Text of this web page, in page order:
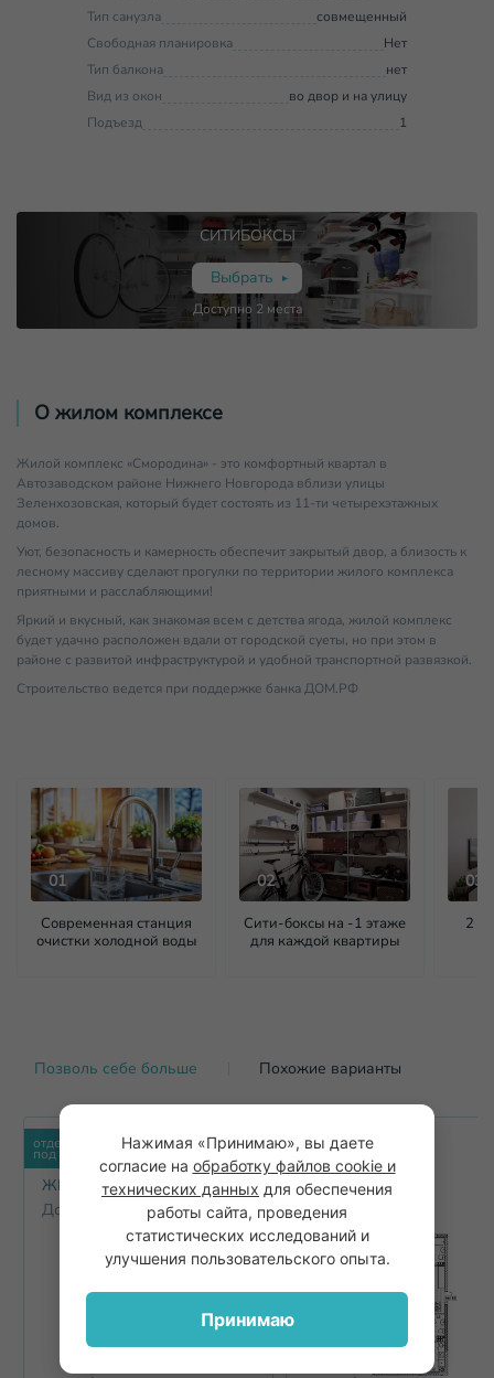
Тип санузла
совмещенный
Свободная планировка
Нет
Тип балкона
нет
Вид из окон
во двор и на улицу
Подъезд
1
СИТИБОКСЫ
Выбрать
Доступно 2 места
О жилом комплексе
Жилой комплекс «Смородина» - это комфортный квартал в
Автозаводском районе Нижнего Новгорода вблизи улицы
Зеленхозовская, который будет состоять из 11-ти четырехэтажных
домов.
Уют, безопасность и камерность обеспечит закрытый двор, а близость к
лесному массиву сделают прогулки по территории жилого комплекса
приятными и расслабляющими!
Яркий и вкусный, как знакомая всем с детства ягода, жилой комплекс
будет удачно расположен вдали от городской суеты, но при этом в
районе с развитой инфраструктурой и удобной транспортной развязкой.
Строительство ведется при поддержке банка ДОМ.РФ
01
Современная станция
очистки холодной воды
02
Сити-боксы на -1 этаже
для каждой квартиры
03
2
Позволь себе больше Похожие варианты
отделка
под ключ
ЖК Смородина
Дом 2
отделка
под ключ
ЖК Смородина
Дом 2
Нажимая «Принимаю», вы даете
согласие на обработку файлов cookie и
технических данных для обеспечения
работы сайта, проведения
статистических исследований и
улучшения пользовательского опыта.
Принимаю